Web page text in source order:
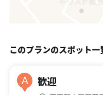
このプランのスポット一
A 歓迎